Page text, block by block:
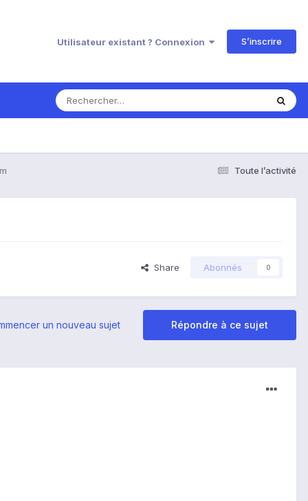
Utilisateur existant ? Connexion S’inscrire
Toute l’activité
Share Abonnés 0
Répondre à ce sujet
un nouveau sujet